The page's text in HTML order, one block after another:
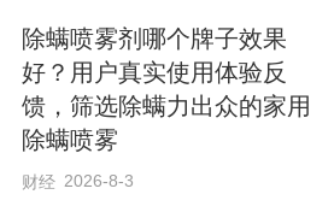
详情链
除螨喷雾剂哪个牌子效果
好？用户真实使用体验反
馈，筛选除螨力出众的家用
除螨喷雾
财经 2026-8-3